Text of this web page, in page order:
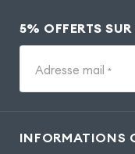
5% OFFERTS
Adresse mail *
INFORMATIONS